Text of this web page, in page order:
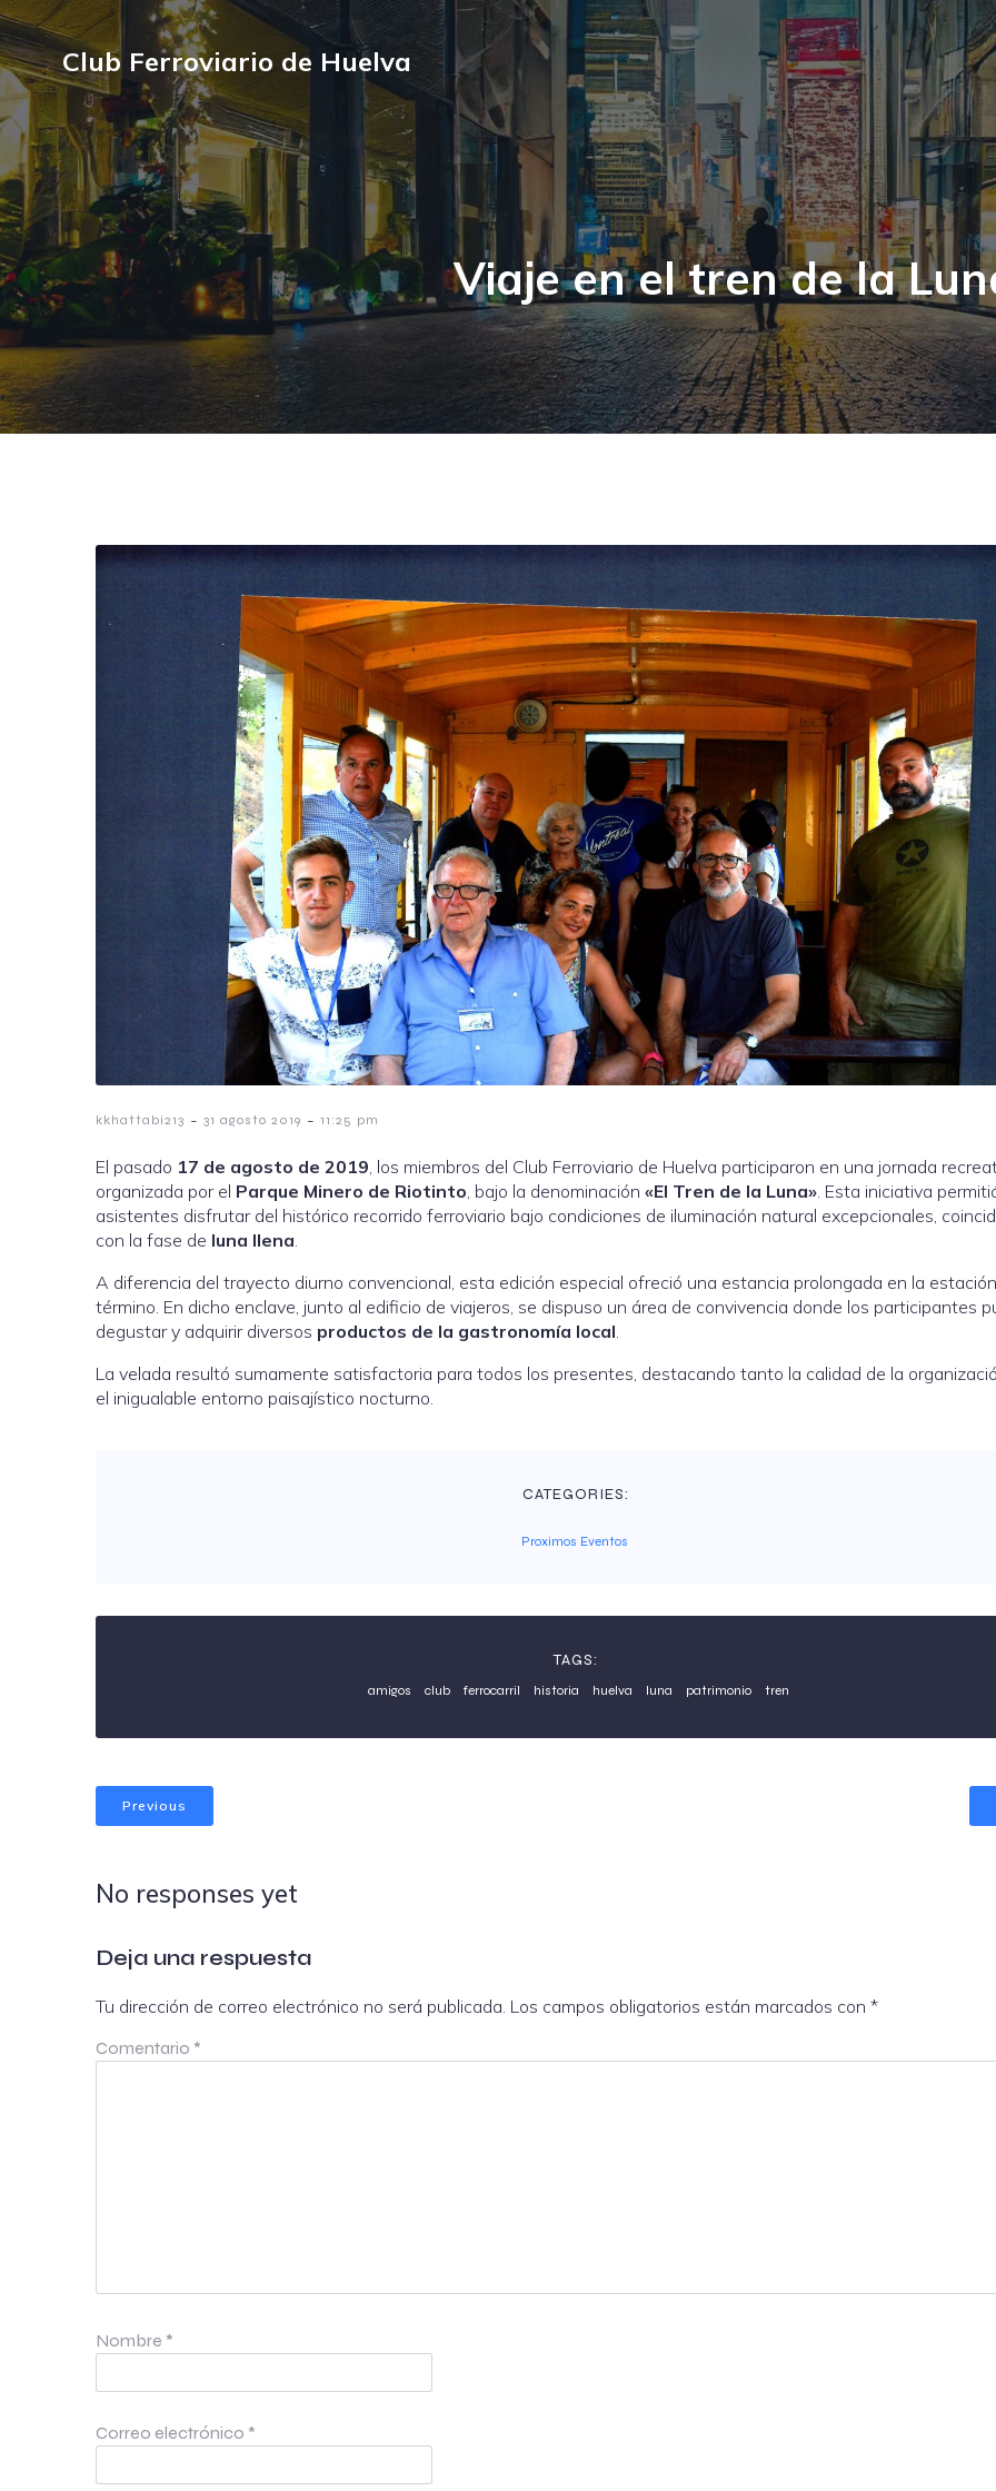
Club Ferroviario de Huelva
Viaje en el tren de la
kkhattabi213 - 31 agosto 2019 - 11:25 pm
El pasado 17 de agosto de 2019, los miembros del Club Ferroviario de Huelva participaron en una jornada
organizada por el Parque Minero de Riotinto, bajo la denominación «El Tren de la Luna». Esta iniciativa
asistentes disfrutar del histórico recorrido ferroviario bajo condiciones de iluminación natural excepcionales,
con la fase de luna llena.
A diferencia del trayecto diurno convencional, esta edición especial ofreció una estancia prolongada en la
término. En dicho enclave, junto al edificio de viajeros, se dispuso un área de convivencia donde los participantes
degustar y adquirir diversos productos de la gastronomía local.
La velada resultó sumamente satisfactoria para todos los presentes, destacando tanto la calidad de la
el inigualable entorno paisajístico nocturno.
CATEGORIES:
Proximos Eventos
TAGS:
amigos club ferrocarril historia huelva luna patrimonio tren
Previous
No responses yet
Deja una respuesta
Tu dirección de correo electrónico no será publicada. Los campos obligatorios están marcados con *
Comentario *
Nombre *
Correo electrónico *